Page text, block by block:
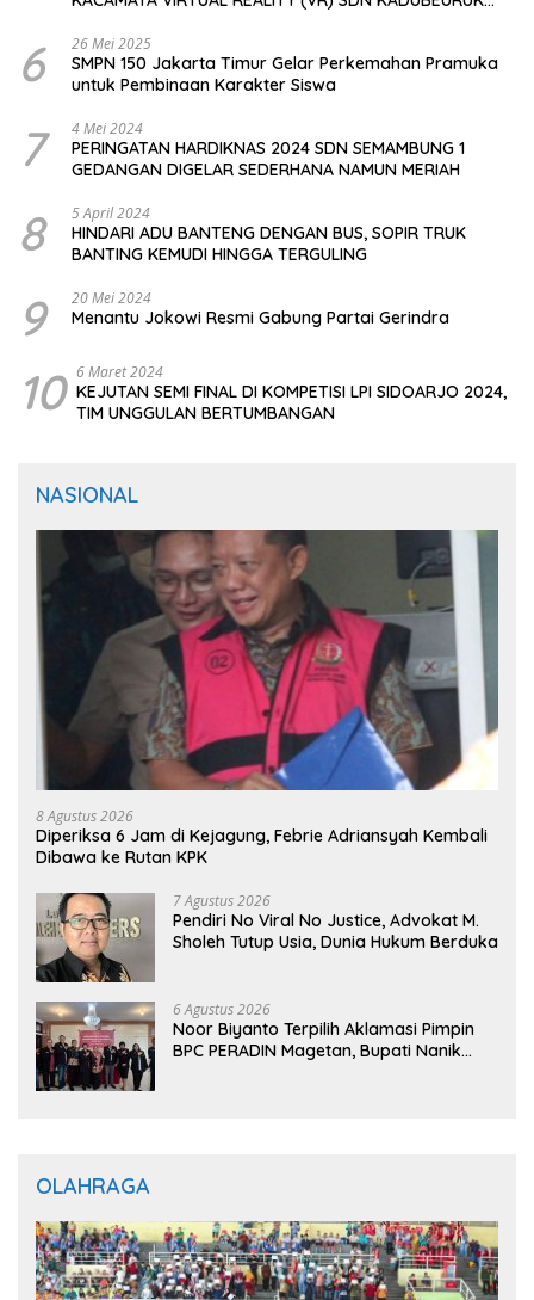
6 26 Mei 2025
SMPN 150 Jakarta Timur Gelar Perkemahan Pramuka
untuk Pembinaan Karakter Siswa
7 4 Mei 2024
PERINGATAN HARDIKNAS 2024 SDN SEMAMBUNG 1
GEDANGAN DIGELAR SEDERHANA NAMUN MERIAH
8 5 April 2024
HINDARI ADU BANTENG DENGAN BUS, SOPIR TRUK
BANTING KEMUDI HINGGA TERGULING
9 20 Mei 2024
Menantu Jokowi Resmi Gabung Partai Gerindra
10 6 Maret 2024
KEJUTAN SEMI FINAL DI KOMPETISI LPI SIDOARJO 2024,
TIM UNGGULAN BERTUMBANGAN
NASIONAL
8 Agustus 2026
Diperiksa 6 Jam di Kejagung, Febrie Adriansyah Kembali
Dibawa ke Rutan KPK
7 Agustus 2026
Pendiri No Viral No Justice, Advokat M.
Sholeh Tutup Usia, Dunia Hukum Berduka
6 Agustus 2026
Noor Biyanto Terpilih Aklamasi Pimpin
BPC PERADIN Magetan, Bupati Nanik
OLAHRAGA